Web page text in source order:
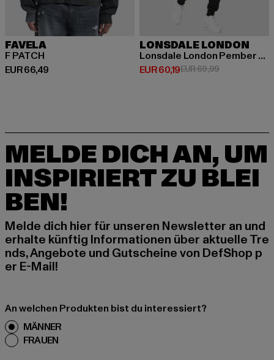
FAVELA
F PATCH
EUR 66,49
Derzeitiger Preis: EUR 66,49
LONSDALE LONDON
Lonsdale London Pember Jogginganzüge
EUR 60,19
Derzeitiger Preis: EUR 60,19
EUR 69,99Aktionspreis:
MELDE DICH AN, UM
INSPIRIERT ZU BLEI
BEN!
Melde dich hier für unseren Newsletter an und
erhalte künftig Informationen über aktuelle Tre
nds, Angebote und Gutscheine von DefShop p
er E-Mail!
An welchen Produkten bist du interessiert?
MÄNNER
FRAUEN